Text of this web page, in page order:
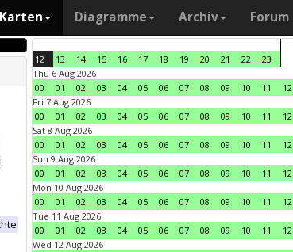
Diagramme Archiv Forum
12 13 14 15 16 17 18 19 20 21 22
23
Thu 6 Aug 2026
00
01 02 03 04 05 06 07 08 09 10 11 12
Fri 7 Aug 2026
00
01 02 03 04 05 06 07 08 09 10 11 12
Sat 8 Aug 2026
00
01 02 03 04 05 06 07 08 09 10 11 12
Sun 9 Aug 2026
00
01 02 03 04 05 06 07 08 09 10 11 12
Mon 10 Aug 2026
00
01 02 03 04 05 06 07 08 09 10 11 12
Tue 11 Aug 2026
00
01 02 03 04 05 06 07 08 09 10 11 12
Wed 12 Aug 2026